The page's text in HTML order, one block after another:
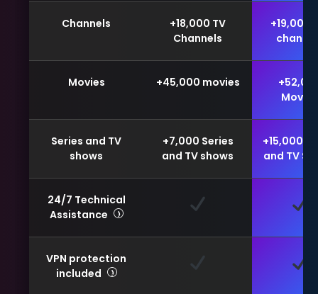
Channels
+18,000 TV
Channels
+19,000
Movies +45,000 movies
Movies
Series and TV
shows
+7,000 Series
and TV shows
+15,000
and TV
24/7 Technical
Assistance
VPN protection
included